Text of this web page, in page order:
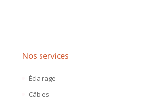
Nos services
Éclairage
Câbles